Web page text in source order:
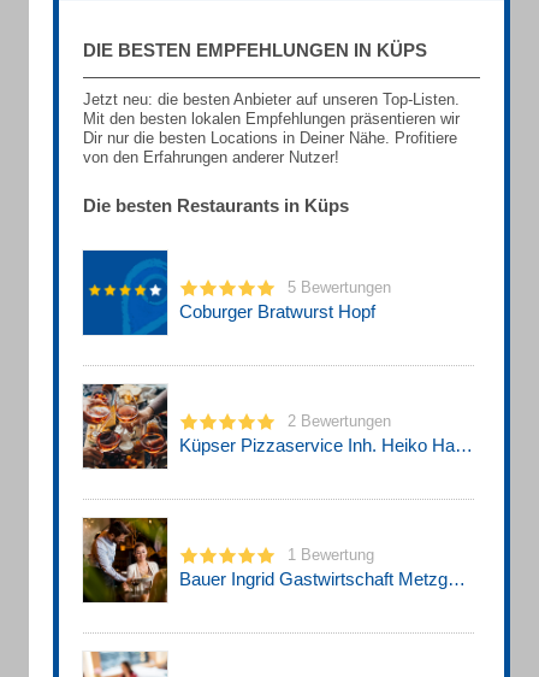
DIE BESTEN EMPFEHLUNGEN IN KÜPS
Jetzt neu: die besten Anbieter auf unseren Top-Listen.
Mit den besten lokalen Empfehlungen präsentieren wir
Dir nur die besten Locations in Deiner Nähe. Profitiere
von den Erfahrungen anderer Nutzer!
Die besten Restaurants in Küps
5 Bewertungen
Coburger Bratwurst Hopf
2 Bewertungen
Küpser Pizzaservice Inh. Heiko Hanna
1 Bewertung
Bauer Ingrid Gastwirtschaft Metzgerei